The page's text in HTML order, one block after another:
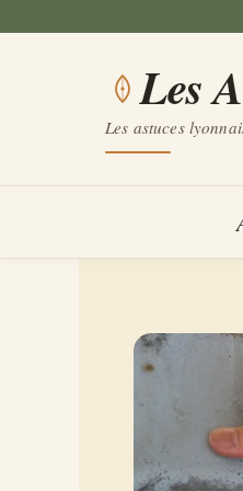
Les
Les astuces